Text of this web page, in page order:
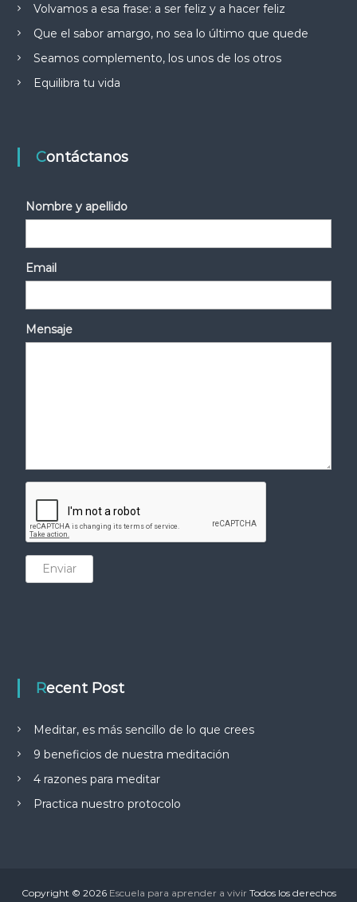
Volvamos a esa frase: a ser feliz y a hacer feliz
Que el sabor amargo, no sea lo último que quede
Seamos complemento, los unos de los otros
Equilibra tu vida
Contáctanos
Nombre y apellido
Email
Mensaje
Enviar
Recent Post
Meditar, es más sencillo de lo que crees
9 beneficios de nuestra meditación
4 razones para meditar
Practica nuestro protocolo
Copyright © 2026 Escuela para aprender a vivirTodos los derechos